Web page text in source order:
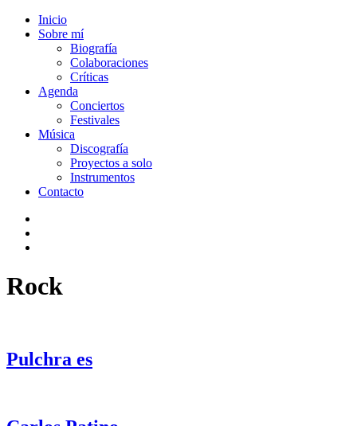
Inicio
Sobre mí
Biografía
Colaboraciones
Críticas
Agenda
Conciertos
Festivales
Música
Discografía
Proyectos a solo
Instrumentos
Contacto
Rock
Pulchra es